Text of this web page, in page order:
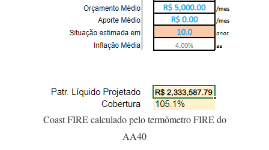
Coast FIRE calculado pelo termômetro FIRE do
AA40